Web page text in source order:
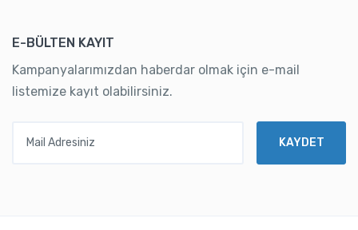
E-BÜLTEN KAYIT
Kampanyalarımızdan haberdar olmak için e-mail
listemize kayıt olabilirsiniz.
KAYDET